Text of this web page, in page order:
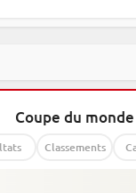
Coupe du monde
Classements